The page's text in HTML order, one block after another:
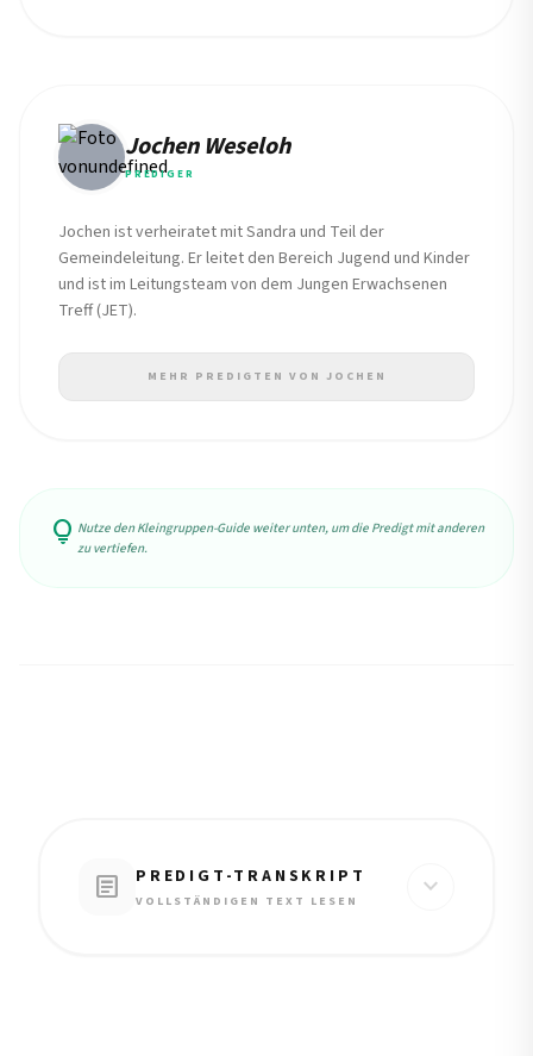
Jochen Weseloh
PREDIGER
Jochen ist verheiratet mit Sandra und Teil der
Gemeindeleitung. Er leitet den Bereich Jugend und Kinder
und ist im Leitungsteam von dem Jungen Erwachsenen
Treff (JET).
MEHR PREDIGTEN VON JOCHEN
lightbulb Nutze den Kleingruppen-Guide weiter unten, um die Predigt mit anderen
zu vertiefen.
article PREDIGT-TRANSKRIPT
VOLLSTÄNDIGEN TEXT LESEN expand_more